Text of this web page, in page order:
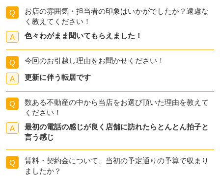
Q
お店の雰囲気・担当者の印象はいかがでしたか？遠慮な
く教えてください！
A
色々わがまま聞いてもらえました！
Q 今回のお引越し理由をお聞かせください！
A 更新に伴う転居です
Q
数ある不動産の中から当店をお選び頂いた理由を教えて
ください！
A
最初の電話の感じが良く店舗に訪れたらとんとん拍子と
言う感じ
Q
賃料・契約金について、当初の予定通りの予算で収まり
ましたか？